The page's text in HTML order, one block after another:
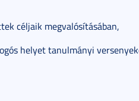
céljaik megvalósításában,
helyet tanulmányi